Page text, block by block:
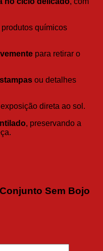
produtos químicos
para retirar o
ou detalhes
direta ao sol.
, preservando a
Sem Bojo